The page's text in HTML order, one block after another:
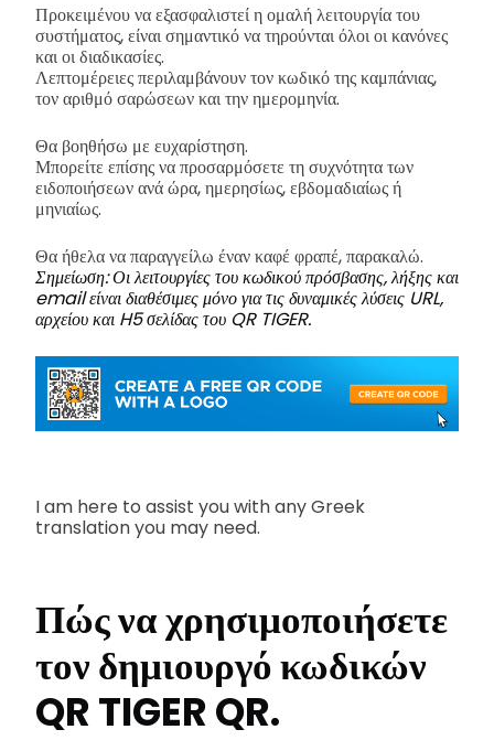
Προκειμένου να εξασφαλιστεί η ομαλή λειτουργία του
συστήματος, είναι σημαντικό να τηρούνται όλοι οι κανόνες
και οι διαδικασίες.
Λεπτομέρειες περιλαμβάνουν τον κωδικό της καμπάνιας,
τον αριθμό σαρώσεων και την ημερομηνία.
Θα βοηθήσω με ευχαρίστηση.
Μπορείτε επίσης να προσαρμόσετε τη συχνότητα των
ειδοποιήσεων ανά ώρα, ημερησίως, εβδομαδιαίως ή
μηνιαίως.
Θα ήθελα να παραγγείλω έναν καφέ φραπέ, παρακαλώ.
Σημείωση: Οι λειτουργίες του κωδικού πρόσβασης, λήξης και
email είναι διαθέσιμες μόνο για τις δυναμικές λύσεις URL,
αρχείου και H5 σελίδας του QR TIGER.
I am here to assist you with any Greek
translation you may need.
Πώς να χρησιμοποιήσετε
τον δημιουργό κωδικών
QR TIGER QR.